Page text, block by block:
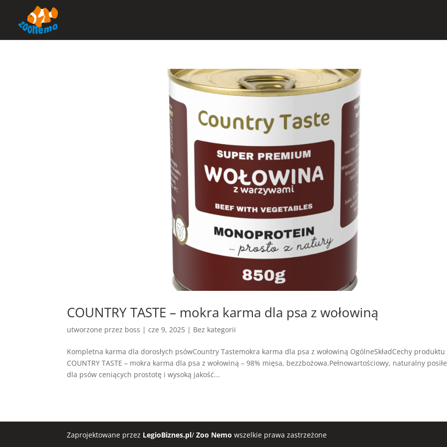
COUNTRY TASTE – mokra karma dla psa z wołowiną
utworzone przez boss |cze 9, 2025 | Bez kategorii
Kompletna karma dla dorosłych psówCountry Tastemokra karma dla psa z wołowiną OgólneSkładCechy produktu
COUNTRY TASTE – mokra karma dla psa z wołowiną – 98% mięsa, bezzbożowa.Pełnowartościowy, naturalny
dla psów ceniących prostotę i wysoką jakość...
Zaprojektowane przez LegioBiznes.pl/Zoo Nemo wszelkie prawa zastrzeżone